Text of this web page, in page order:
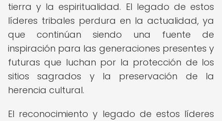
tierra y la espiritualidad. El legado de estos
líderes tribales perdura en la actualidad, ya
que continúan siendo una fuente de
inspiración para las generaciones presentes y
futuras que luchan por la protección de los
sitios sagrados y la preservación de la
herencia cultural.
El reconocimiento y legado de estos líderes